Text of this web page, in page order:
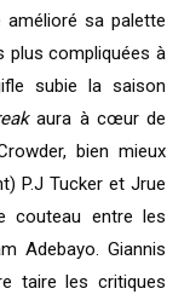
amélioré sa palette
plus compliquées à
subie la saison
aura à cœur de
bien mieux
P.J Tucker et Jrue
couteau entre les
Adebayo. Giannis
taire les critiques